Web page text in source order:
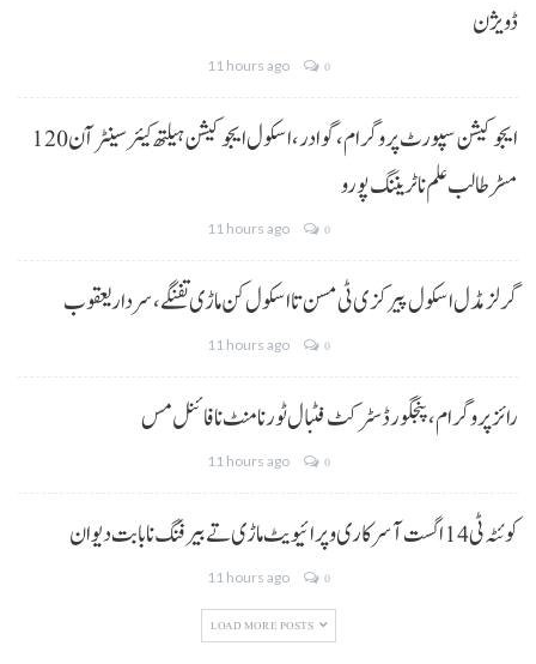
ڈویژن
11 hours ago 0
ایجوکیشن سپورٹ پروگرام،گوادر، اسکول ایجوکیشن ہیلتھ کیئر سینٹر آن 120
مسڑ طالب علم نا ٹریننگ پورو
11 hours ago 0
گرلز مڈل اسکول پیرکزی ٹی مسن تا اسکول کن ماڑی تفنگے، سردار یعقوب
11 hours ago 0
رائز پروگرام، پنجگور ڈسٹرکٹ فٹبال ٹورنامنٹ نا فائنل مس
11 hours ago 0
کوئٹہ ٹی 14 اگست آ سرکاری و پرائیویٹ ماڑی تے بیرفنگ نا بابت دیوان
11 hours ago 0
LOAD MORE POSTS